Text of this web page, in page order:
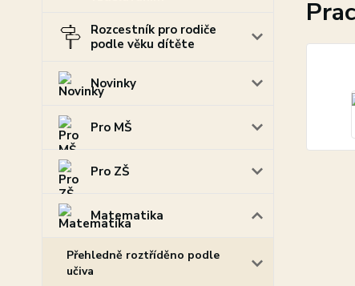
Rozcestník pro rodiče
podle věku dítěte
Novinky
Pro MŠ
Pro ZŠ
Matematika
Přehledně roztříděno podle
učiva